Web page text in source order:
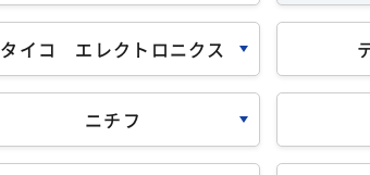
タイコ エレクトロニクス
ニチフ